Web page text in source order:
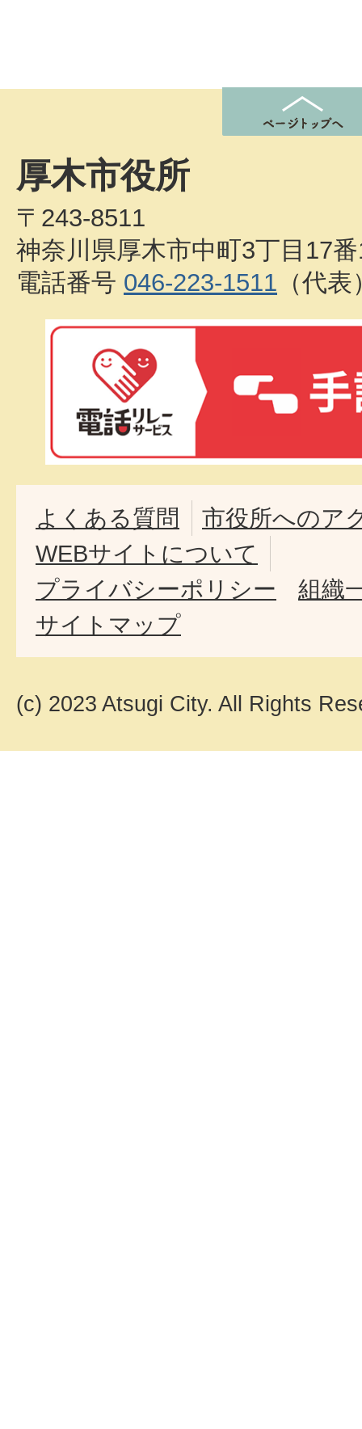
厚木市役所
〒243-8511
神奈川県厚木市中町3丁目17
電話番号 046-223-1511 （代表
よくある質問
市役所へのア
WEBサイトについて
プライバシーポリシー
組織
サイトマップ
(c) 2023 Atsugi City. All Rights